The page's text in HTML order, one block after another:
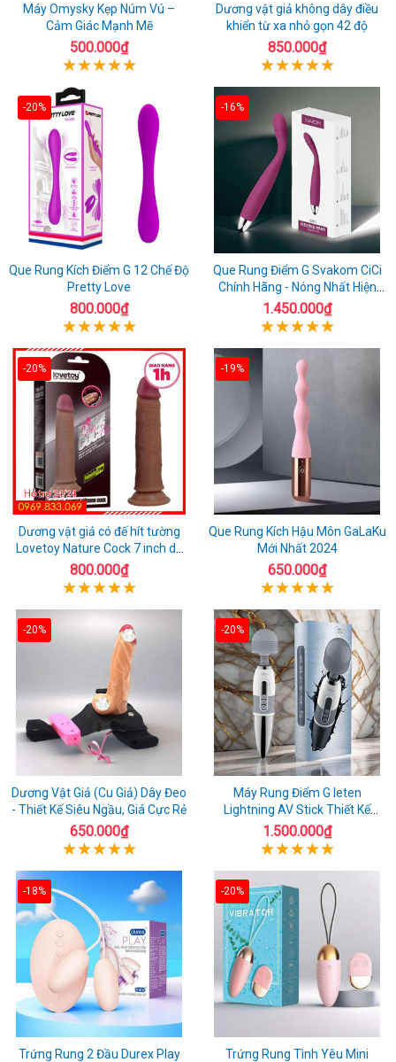
Máy Omysky Kẹp Núm Vú –
Cảm Giác Mạnh Mẽ
500.000₫
Dương vật giả không dây điều
khiển từ xa nhỏ gọn 42 độ
850.000₫
-20%
Que Rung Kích Điểm G 12 Chế Độ
Pretty Love
800.000₫
-16%
Que Rung Điểm G Svakom CiCi
Chính Hãng - Nóng Nhất Hiện
Nay
1.450.000₫
-20%
Dương vật giả có đế hít tường
Lovetoy Nature Cock 7 inch da
đen
800.000₫
-19%
Que Rung Kích Hậu Môn GaLaKu
Mới Nhất 2024
650.000₫
-20%
Dương Vật Giả (Cu Giả) Dây Đeo
- Thiết Kế Siêu Ngầu, Giá Cực Rẻ
650.000₫
-20%
Máy Rung Điểm G leten
Lightning AV Stick Thiết Kế
Thông Minh
1.500.000₫
-18%
Trứng Rung 2 Đầu Durex Play
-20%
Trứng Rung Tình Yêu Mini